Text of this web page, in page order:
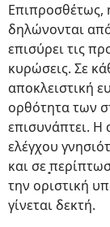
Επιπροσθέτως,
δηλώνονται
επισύρει τις
κυρώσεις. Σε
αποκλειστική
ορθότητα των
επισυνάπτει. Η
ελέγχου
και σε
την οριστική
γίνεται δεκτή.